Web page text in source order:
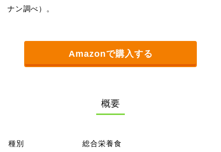
ナン調べ）。
Amazonで購入する
概要
種別 総合栄養食